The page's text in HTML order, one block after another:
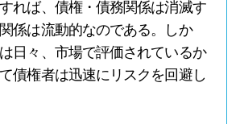
れば、債権・債務関係は消滅す
係は流動的なのである。しか
日々、市場で評価されているか
債権者は迅速にリスクを回避し